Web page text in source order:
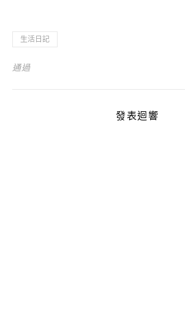
生活日記
通過
發表迴響